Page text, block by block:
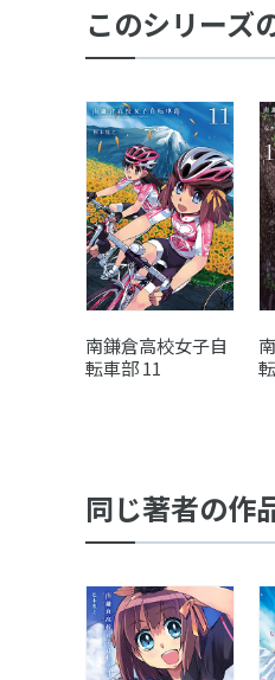
このシリーズ
南鎌倉高校女子自
転車部 11
同じ著者の作